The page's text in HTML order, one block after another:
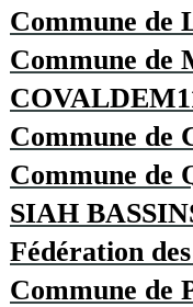
Commune de
Commune de
Commune de
Commune
SIAH
Fédération
Commune de